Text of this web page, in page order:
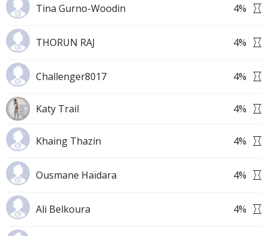
Tina Gurno-Woodin 4%
THORUN RAJ 4%
Challenger8017 4%
Katy Trail 4%
Khaing Thazin 4%
Ousmane Haïdara 4%
Ali Belkoura 4%